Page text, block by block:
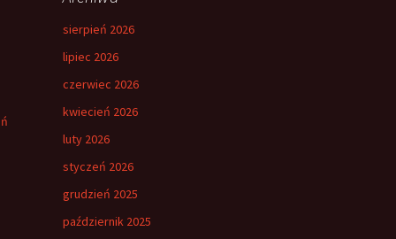
sierpień 2026
lipiec 2026
czerwiec 2026
kwiecień 2026
luty 2026
styczeń 2026
grudzień 2025
październik 2025